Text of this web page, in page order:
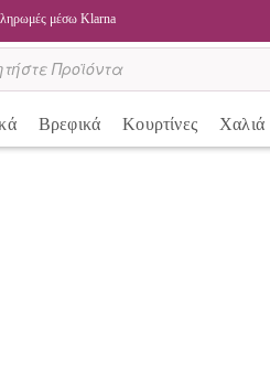
μέσω Klarna
Βρεφικά Κουρτίνες Χαλιά